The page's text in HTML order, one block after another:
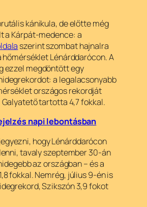
kánikula, de előtte még
a Kárpát-medence: a
szerint szombat hajnalra
hőmérséklet Lénárddarócon. A
ezzel megdöntött egy
a legalacsonyabb
országos rekordját
tartotta 4,7 fokkal.
napi lebontásban
hogy Lénárddarócon
tavaly szeptember 30-án
az országban – és a
fokkal. Nemrég, július 9-én is
Szikszón 3,9 fokot